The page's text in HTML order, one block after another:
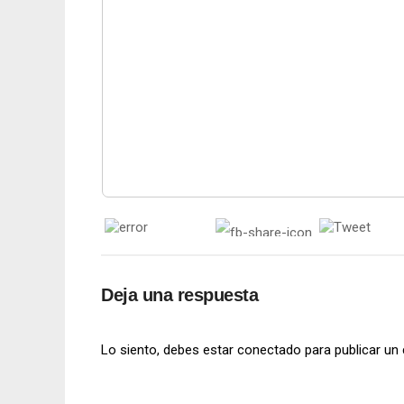
Deja una respuesta
Lo siento, debes estar conectado para publicar un